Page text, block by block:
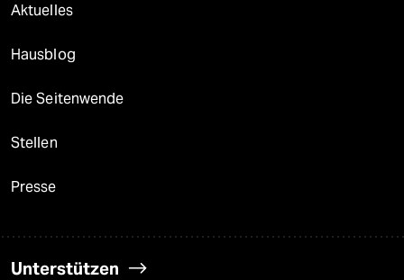
Aktuelles
Hausblog
Die Seitenwende
Stellen
Presse
Unterstützen